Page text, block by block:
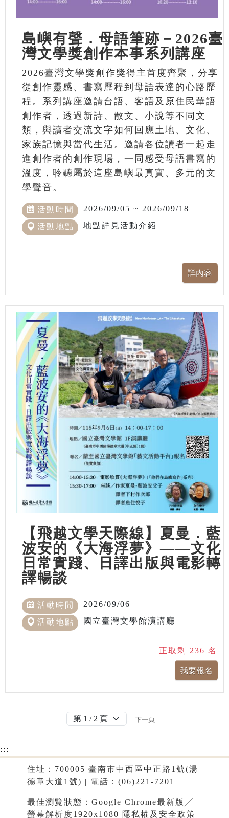
島嶼有聲．母語筆跡－2026臺
灣文學獎創作本事系列講座
2026臺灣文學獎創作獎得主首度齊聚，分享
從創作靈感、書寫歷程到母語表達的心路歷
程。系列講座邀請台語、客語及原住民華語
創作者，透過新詩、散文、小說等不同文
類，與讀者交流文字如何回應土地、文化、
家族記憶與當代生活。邀請各位讀者一起走
進創作者的創作現場，一同感受母語書寫的
溫度，聆聽屬於這座島嶼最真實、多元的文
學聲音。
活動時間 2026/09/05 ~ 2026/09/18
活動地點 地點詳見活動介紹
【飛越文學天際線】夏曼．藍
波安的《大海浮夢》——文化
日常實踐、日譯出版與電影轉
譯暢談
活動時間 2026/09/06
活動地點 國立臺灣文學館演講廳
正取剩 236 名
下一頁
:::
住址：700005 臺南市中西區中正路1號(湯
德章大道1號) | 電話：(06)221-7201
最佳瀏覽狀態：Google Chrome最新版╱
螢幕解析度1920x1080 隱私權及安全政策